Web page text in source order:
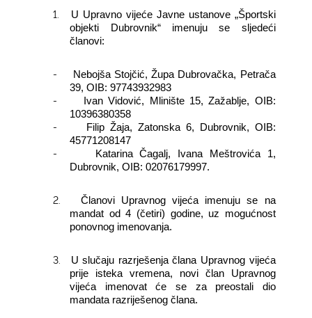
1.
U Upravno vijeće Javne ustanove „Športski
objekti Dubrovnik“ imenuju se sljedeći
članovi:
-
Nebojša Stojčić, Župa Dubrovačka, Petrača
39, OIB: 97743932983
-
Ivan Vidović, Mlinište 15, Zažablje, OIB:
10396380358
-
Filip Žaja, Zatonska 6, Dubrovnik, OIB:
45771208147
-
Katarina Čagalj, Ivana Meštrovića 1,
Dubrovnik, OIB: 02076179997.
2.
Članovi Upravnog vijeća imenuju se na
mandat od 4 (četiri) godine, uz mogućnost
ponovnog imenovanja.
3.
U slučaju razrješenja člana Upravnog vijeća
prije isteka vremena, novi član Upravnog
vijeća imenovat će se za preostali dio
mandata razriješenog člana.